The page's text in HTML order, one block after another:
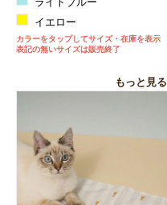
イエロー
カラーをタップしてサイズ・在庫を表示
表記の無いサイズは販売終了
もっと見る